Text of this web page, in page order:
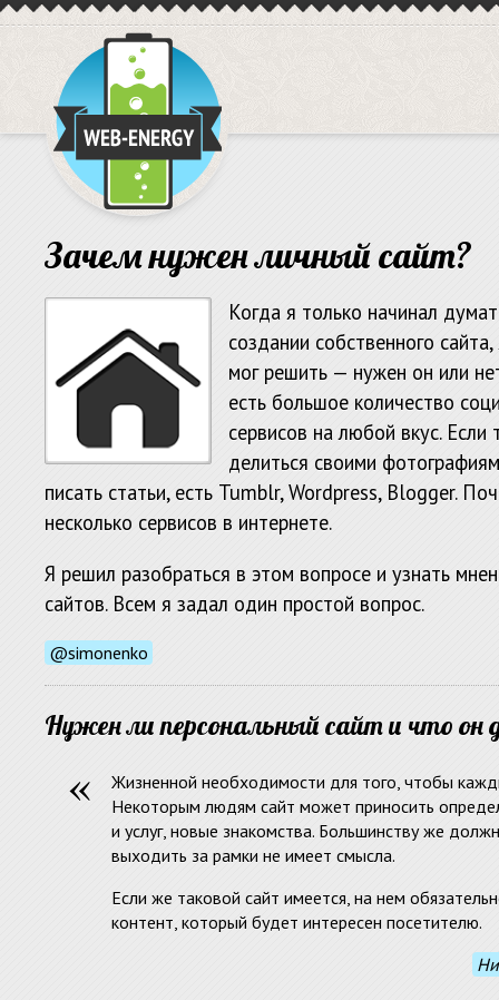
Зачем нужен личный сайт?
Когда я только начинал
создании собственного
мог решить — нужен он или
есть большое количество
сервисов на любой вкус.
делиться своими
писать статьи, есть Tumblr, Wordpress, Blogger.
несколько сервисов в интернете.
Я решил разобраться в этом вопросе и узнать
сайтов. Всем я задал один простой вопрос.
@simonenko
Нужен ли персональный сайт и что он
Жизненной необходимости для того, чтобы
Некоторым людям сайт может приносить
и услуг, новые знакомства. Большинству же
выходить за рамки не имеет смысла.
Если же таковой сайт имеется, на нем
контент, который будет интересен посетителю.